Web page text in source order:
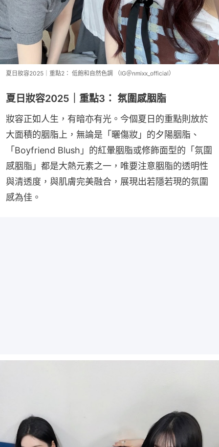
夏日妝容2025｜重點2： 低飽和自然色調 （IG＠nmixx_official）
夏日妝容2025｜重點3： 氛圍感胭脂
妝容正如人生，有暗亦有光。今個夏日的重點則放於
大面積的胭脂上，無論是「曬傷妝」的夕陽胭脂、
「Boyfriend Blush」的紅暈胭脂或修飾面型的「氛圍
感胭脂」都是大熱元素之一，唯要注意胭脂的透明性
與清透度，與肌膚完美融合，展現出若隱若現的氛圍
感為佳。